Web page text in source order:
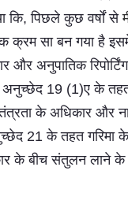
कि, पिछले कुछ वर्षों से
सा बन गया है इसमें
और अनुपातिक
अनुच्छेद 19 (1)ए के
के अधिकार और
21 के तहत गरिमा
के बीच संतुलन लाने के